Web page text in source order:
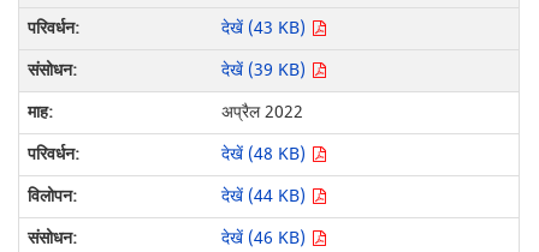
देखें (43 KB)
देखें (39 KB)
अप्रैल 2022
देखें (48 KB)
देखें (44 KB)
देखें (46 KB)